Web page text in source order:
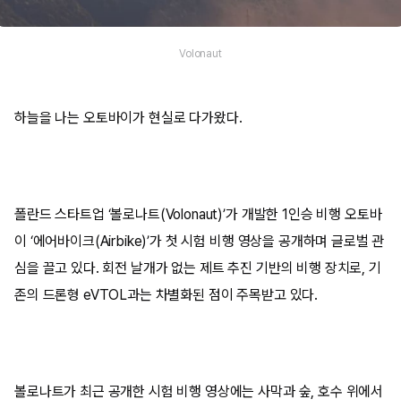
Volonaut
하늘을 나는 오토바이가 현실로 다가왔다.
폴란드 스타트업 ‘볼로나트(Volonaut)’가 개발한 1인승 비행 오토바
이 ‘에어바이크(Airbike)’가 첫 시험 비행 영상을 공개하며 글로벌 관
심을 끌고 있다. 회전 날개가 없는 제트 추진 기반의 비행 장치로, 기
존의 드론형 eVTOL과는 차별화된 점이 주목받고 있다.
볼로나트가 최근 공개한 시험 비행 영상에는 사막과 숲, 호수 위에서